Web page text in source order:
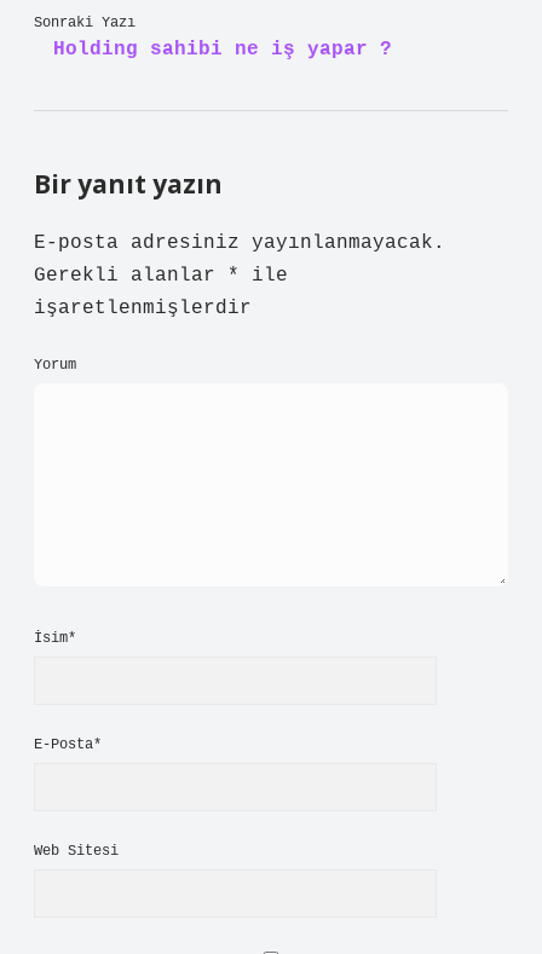
Sonraki Yazı
Holding sahibi ne iş yapar ?
Bir yanıt yazın
E-posta adresiniz yayınlanmayacak.
Gerekli alanlar
*
ile
işaretlenmişlerdir
Yorum
İsim*
E-Posta*
Web Sitesi